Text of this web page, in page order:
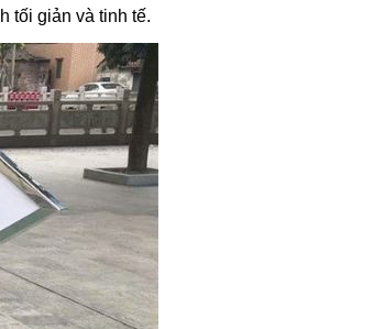
tối giản và tinh tế.